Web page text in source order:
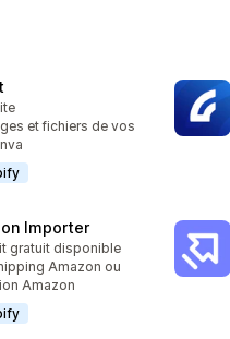
et fichiers de vos
Importer
gratuit disponible
Amazon ou
Amazon